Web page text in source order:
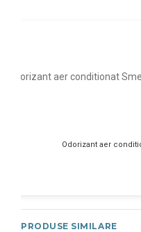
Odorizant aer
PRODUSE SIMILARE